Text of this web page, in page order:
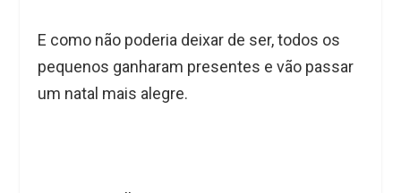
E como não poderia deixar de ser, todos os
pequenos ganharam presentes e vão passar
um natal mais alegre.